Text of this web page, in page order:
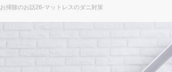
お掃除のお話26-マットレスのダニ対策